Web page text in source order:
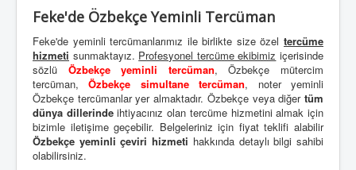
Feke'de Özbekçe Yeminli Tercüman
Feke'de yeminli tercümanlarımız ile birlikte size özel tercüme
hizmeti sunmaktayız. Profesyonel tercüme ekibimiz içerisinde
sözlü Özbekçe yeminli tercüman, Özbekçe mütercim
tercüman,Özbekçe simultane tercüman, noter yeminli
Özbekçe tercümanlar yer almaktadır. Özbekçe veya diğer tüm
dünya dillerindeihtiyacınız olan tercüme hizmetini almak için
bizimle iletişime geçebilir. Belgeleriniz için fiyat teklifi alabilir
Özbekçe yeminli çeviri hizmeti hakkında detaylı bilgi sahibi
olabilirsiniz.